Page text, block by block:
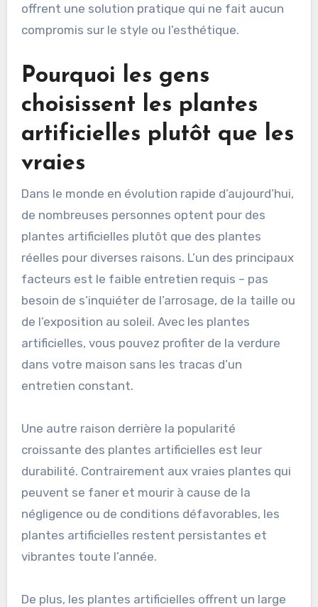
offrent une solution pratique qui ne fait aucun
compromis sur le style ou l’esthétique.
Pourquoi les gens
choisissent les plantes
artificielles plutôt que les
vraies
Dans le monde en évolution rapide d’aujourd’hui,
de nombreuses personnes optent pour des
plantes artificielles plutôt que des plantes
réelles pour diverses raisons. L’un des principaux
facteurs est le faible entretien requis – pas
besoin de s’inquiéter de l’arrosage, de la taille ou
de l’exposition au soleil. Avec les plantes
artificielles, vous pouvez profiter de la verdure
dans votre maison sans les tracas d’un
entretien constant.
Une autre raison derrière la popularité
croissante des plantes artificielles est leur
durabilité. Contrairement aux vraies plantes qui
peuvent se faner et mourir à cause de la
négligence ou de conditions défavorables, les
plantes artificielles restent persistantes et
vibrantes toute l’année.
De plus, les plantes artificielles offrent un large